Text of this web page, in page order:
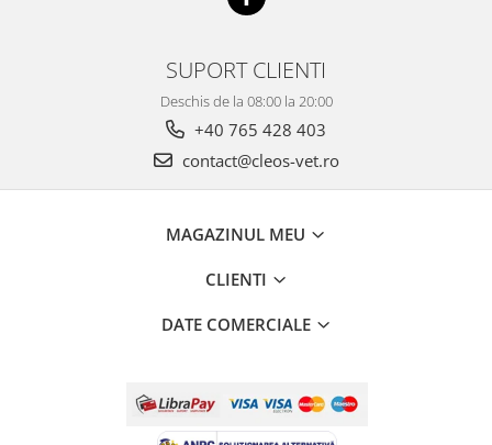
SUPORT CLIENTI
Deschis de la 08:00 la 20:00
+40 765 428 403
contact@cleos-vet.ro
MAGAZINUL MEU
CLIENTI
DATE COMERCIALE